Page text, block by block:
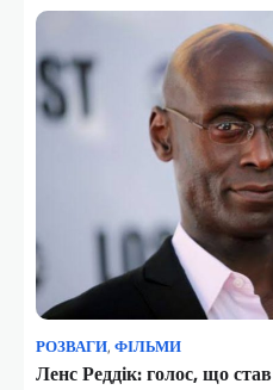
РОЗВАГИ, ФІЛЬМИ
Ленс Реддік: голос, що